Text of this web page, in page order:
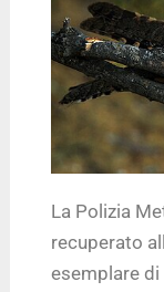
La Polizia
recuperato
esemplare